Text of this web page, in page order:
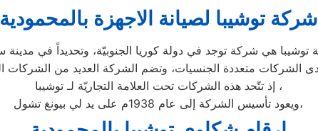
شركة توشيبا لصيانة الاجهزة بالمحمودية
إذ تتّحد هذه الشركات تحت العلامة التجاريّة لـ توشيبا ،
ويعود تأسيس الشركة إلى عام 1938م على يد لي بيونغ تشول،